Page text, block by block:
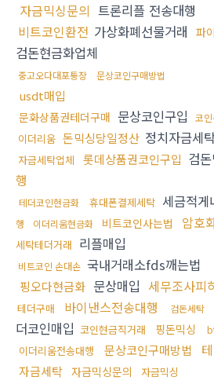
자금믹싱문의 트론리플 전송대행
비트코인환전 가상화폐선물거래 파
검돈현금화업체
중고오다대포통장 문상코인구매방법
usdt매입
문화상품권테더구매 문상코인구입 코
이더리움 돈믹싱당일정산 정치자금세
자금세탁업체 롯데상품권코인구입 검
행
테더코인현금화 휴대폰결제세탁 세금적게
행
이더리움현금화 비트코인사는법 암호
세탁테더거래 리플매입
비트코인 손대손 국내거래소fds깨는법
핑오다현금화 문상매입 세무조사피
테더구매 바이낸스전송대행 검돈세탁
더코인매입 코인현금직거래 핑돈믹싱
이더리움전송대행 문상코인구매방법
자금세탁 자금믹싱문의 자금믹싱